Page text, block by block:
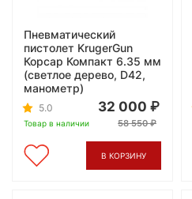
Пневматический
пистолет KrugerGun
Корсар Компакт 6.35 мм
(светлое дерево, D42,
манометр)
5.0
Товар в наличии
32 000
58 550
В КОРЗИНУ